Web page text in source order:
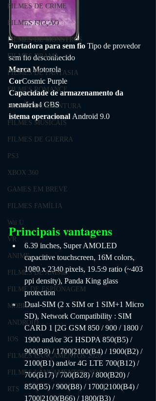
FILMES DE CRIME
FILMES FICÇÃO
FILMES DE MONSTROS
FILMES DRAMA
FILMES DE FANTASIA
FILMES ROMANCE
FILMES DE AVENTURA
FILMES MUSICAIS
FILMES DE GUERRA
PS3
XBOX 360
GAMES EM BREVE
FILMES FAMÍLIA
Wii U
VR
ANIME
FILMES DE ANIME
FILME DE ESPIONAGEM
MOBILE
ANDROID
IOS
FILMES LANÇAMENTOS 2020
FILMES LANÇAMENTOS 2021
RTS
Portadora para sem fio Tipo de provedor
sem fio desconhecido
Marca Motorola
CorCosmic Purple
Capacidade de armazenamento da
memória4 GBS
istema operacional Android 9.0
Principais vantagens
6.39 inches, Super AMOLED
capacitive touchscreen, 16M colors,
1080 x 2340 pixels, 19.5:9 ratio (~403
ppi density), Panda King glass
protection
Dual-SIM (2 x SIM or 1 SIM+1 Micro
SD), Network Compatibility : SIM
CARD 1 [2G GSM 850 / 900 / 1800 /
1900 and/or 3G HSDPA 850(B5) /
900(B8) / 1700|2100(B4) / 1900(B2) /
2100(B1) and/or 4G LTE 700(B12) /
700(B17) / 700(B28) / 800(B20) /
850(B5) / 900(B8) / 1700|2100(B4) /
1700|2100(B66) / 1800(B3) /